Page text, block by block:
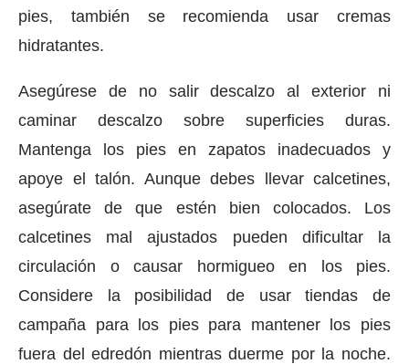
pies, también se recomienda usar cremas
hidratantes.
Asegúrese de no salir descalzo al exterior ni
caminar descalzo sobre superficies duras.
Mantenga los pies en zapatos inadecuados y
apoye el talón. Aunque debes llevar calcetines,
asegúrate de que estén bien colocados. Los
calcetines mal ajustados pueden dificultar la
circulación o causar hormigueo en los pies.
Considere la posibilidad de usar tiendas de
campaña para los pies para mantener los pies
fuera del edredón mientras duerme por la noche.